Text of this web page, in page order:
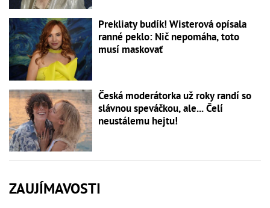
Prekliaty budík! Wisterová opísala
ranné peklo: Nič nepomáha, toto
musí maskovať
Česká moderátorka už roky randí so
slávnou speváčkou, ale... Čelí
neustálemu hejtu!
ZAUJÍMAVOSTI